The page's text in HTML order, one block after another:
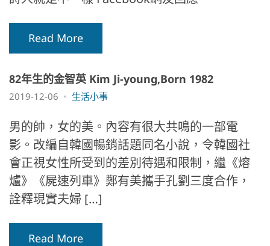
Read More
82年生的金智英 Kim Ji-young,Born 1982
2019-12-06 生活小事
男的帥，女的美。內容有很大共鳴的一部電
影。改編自韓國暢銷話題同名小說，令韓國社
會正視女性所受到的差別待遇和限制，繼《熔
爐》《屍速列車》鄭有美攜手孔劉三度合作，
詮釋現實夫婦 […]
Read More